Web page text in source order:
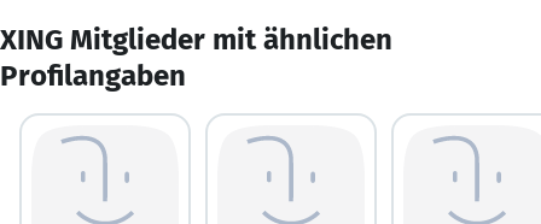
XING Mitglieder mit ähnlichen
Profilangaben